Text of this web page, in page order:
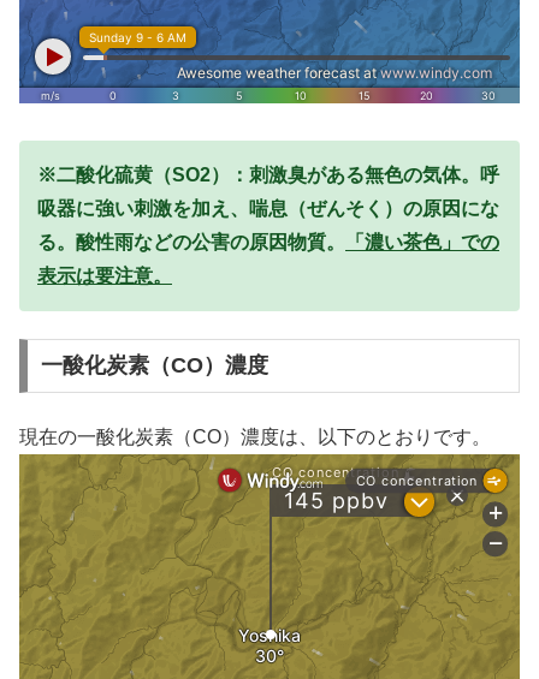
※二酸化硫黄（SO2）：刺激臭がある無色の気体。呼
吸器に強い刺激を加え、喘息（ぜんそく）の原因にな
る。酸性雨などの公害の原因物質。
「濃い茶色」での
表示は要注意。
一酸化炭素（CO）濃度
現在の一酸化炭素（CO）濃度は、以下のとおりです。